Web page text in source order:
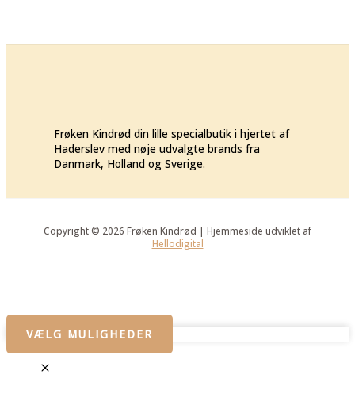
Frøken Kindrød din lille specialbutik i hjertet af
Haderslev med nøje udvalgte brands fra
Danmark, Holland og Sverige.
Copyright © 2026 Frøken Kindrød | Hjemmeside udviklet af
Hellodigital
VÆLG MULIGHEDER